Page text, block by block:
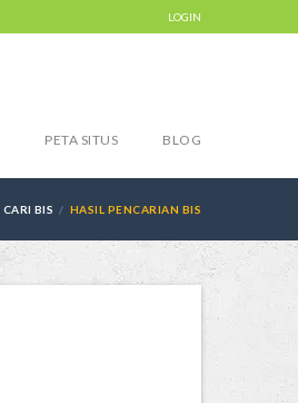
LOGIN
PETA SITUS BLOG
CARI BIS HASIL PENCARIAN BIS